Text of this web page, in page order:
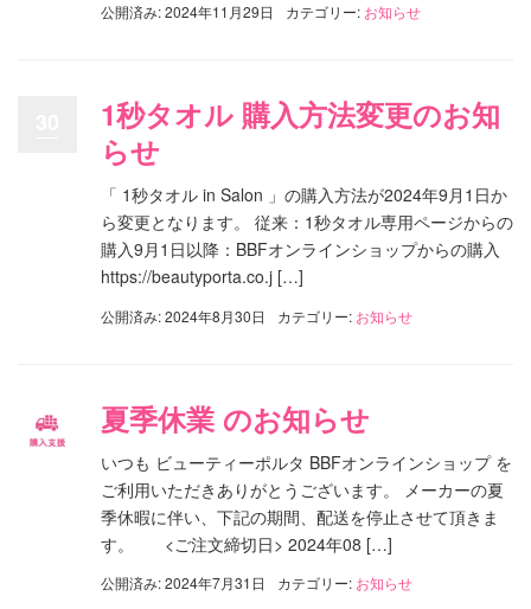
公開済み: 2024年11月29日 カテゴリー: お知らせ
1秒タオル 購入方法変更のお知
らせ
「 1秒タオル in Salon 」の購入方法が2024年9月1日か
ら変更となります。 従来：1秒タオル専用ページからの
購入9月1日以降：BBFオンラインショップからの購入
https://beautyporta.co.j […]
公開済み: 2024年8月30日 カテゴリー: お知らせ
夏季休業 のお知らせ
いつも ビューティーポルタ BBFオンラインショップ を
ご利用いただきありがとうございます。 メーカーの夏
季休暇に伴い、下記の期間、配送を停止させて頂きま
す。 <ご注文締切日> 2024年08 […]
公開済み: 2024年7月31日 カテゴリー: お知らせ